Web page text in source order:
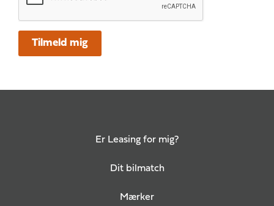
Tilmeld mig
Er Leasing for mig?
Dit bilmatch
Mærker